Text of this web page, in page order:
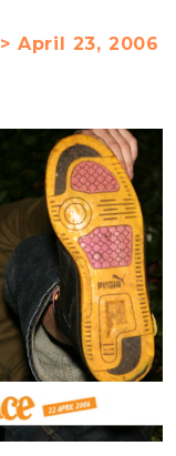
> April 23, 2006